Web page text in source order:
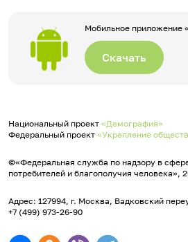
Мобильное приложение
Скачать
Национальный проект «Демография»
Федеральный проект «Укрепление
©«Федеральная служба по надзору в
потребителей и благополучия человека»,
Адрес: 127994, г. Москва, Вадковский
+7 (499) 973-26-90